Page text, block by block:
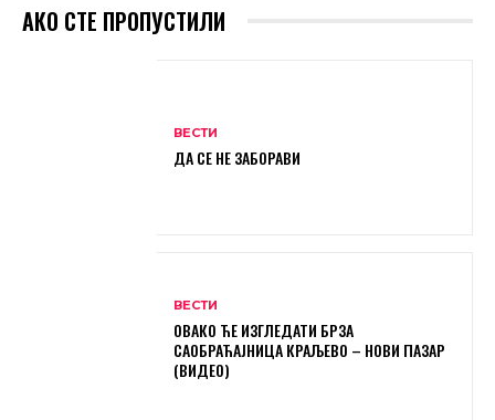
АКО СТЕ ПРОПУСТИЛИ
ВЕСТИ
ДА СЕ НЕ ЗАБОРАВИ
ВЕСТИ
ОВАКО ЋЕ ИЗГЛЕДАТИ БРЗА
САОБРАЋАЈНИЦА КРАЉЕВО – НОВИ ПАЗАР
(ВИДЕО)